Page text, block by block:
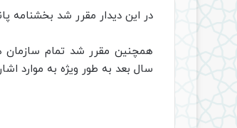
در این دیدار مقرر شد بخشنامه
همچنین مقرر شد تمام سازمان
سال بعد به طور ویژه به موارد